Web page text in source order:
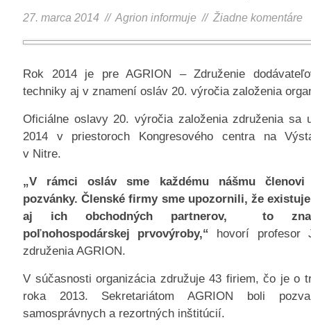
27. marca 2014 // Agrion informuje // Žiadne komentáre
Rok 2014 je pre AGRION – Združenie
techniky aj v znamení osláv 20. výročia založenia
Oficiálne oslavy 20. výročia založenia združenia sa
2014 v priestoroch Kongresového centra na
v Nitre.
„V rámci osláv sme každému nášmu
pozvánky. Členské firmy sme upozornili, že
aj ich obchodných partnerov, to
poľnohospodárskej prvovýroby,“ hovorí profesor
združenia AGRION.
V súčasnosti organizácia združuje 43 firiem, čo je o
roka 2013. Sekretariátom AGRION boli
samosprávnych a rezortných inštitúcií.